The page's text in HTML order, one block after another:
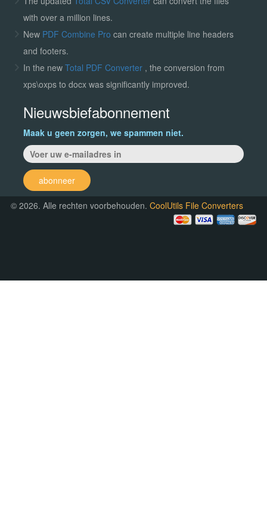
with over a million lines.
New PDF Combine Pro can create multiple line headers
and footers.
In the new Total PDF Converter , the conversion from
xps\oxps to docx was significantly improved.
Nieuwsbiefabonnement
Maak u geen zorgen, we spammen niet.
abonneer
© 2026. Alle rechten voorbehouden.CoolUtils File Converters